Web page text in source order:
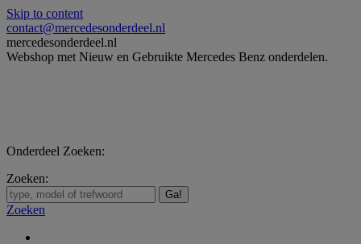
Skip to content
contact@mercedesonderdeel.nl
mercedesonderdeel.nl
Webshop met Nieuw en Gebruikte Mercedes Benz onderdelen.
Onderdeel Zoeken:
Zoeken:
Zoeken